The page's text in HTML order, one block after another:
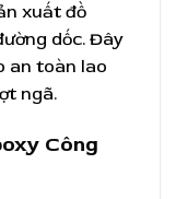
xuất đồ
dốc. Đây
an toàn lao
ngã.
Công